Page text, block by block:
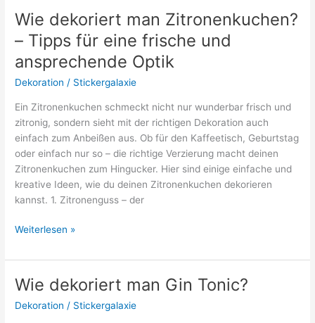
eines
Geburtstagsstraußes
Wie dekoriert man Zitronenkuchen?
– Tipps für eine frische und
ansprechende Optik
Dekoration / Stickergalaxie
Ein Zitronenkuchen schmeckt nicht nur wunderbar frisch und
zitronig, sondern sieht mit der richtigen Dekoration auch
einfach zum Anbeißen aus. Ob für den Kaffeetisch, Geburtstag
oder einfach nur so – die richtige Verzierung macht deinen
Zitronenkuchen zum Hingucker. Hier sind einige einfache und
kreative Ideen, wie du deinen Zitronenkuchen dekorieren
kannst. 1. Zitronenguss – der
Wie
man
Zitronenkuchen?
–
Tipps
Weiterlesen »
Wie dekoriert man Gin Tonic?
Dekoration / Stickergalaxie